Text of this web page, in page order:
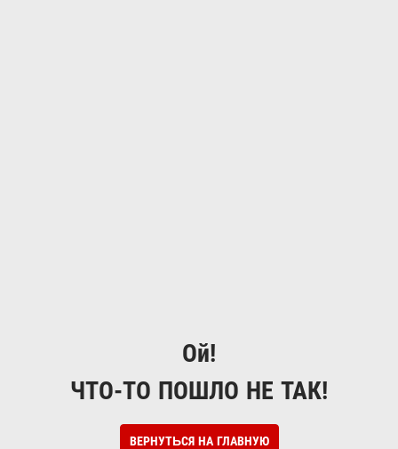
Ой!
ЧТО-ТО ПОШЛО НЕ ТАК!
ВЕРНУТЬСЯ НА ГЛАВНУЮ